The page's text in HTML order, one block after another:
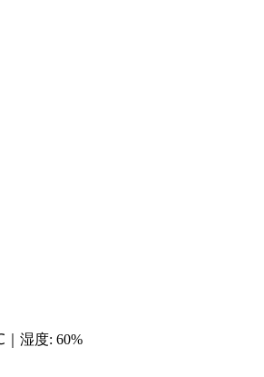
湿度: 60%